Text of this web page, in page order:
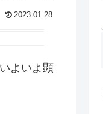
2023.01.28
よいよ顕